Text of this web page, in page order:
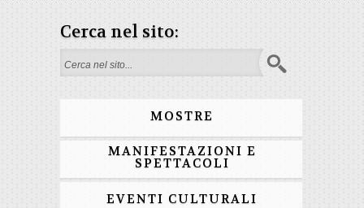
Cerca nel sito:
Form di ricerca
MOSTRE
MANIFESTAZIONI E
SPETTACOLI
EVENTI CULTURALI